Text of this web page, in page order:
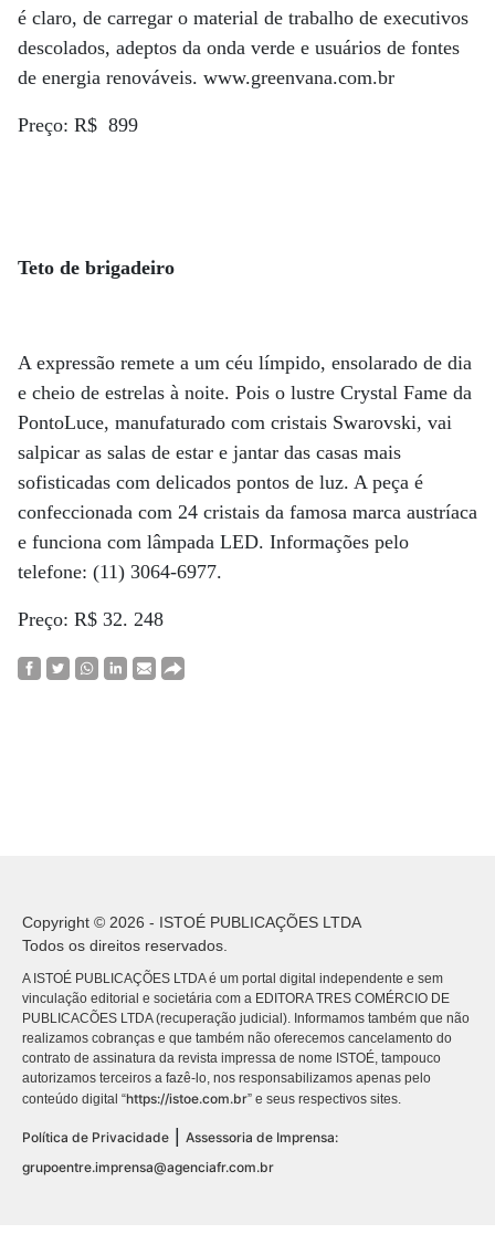
é claro, de carregar o material de trabalho de executivos
descolados, adeptos da onda verde e usuários de fontes
de energia renováveis. www.greenvana.com.br
Preço: R$ 899
Teto de brigadeiro
A expressão remete a um céu límpido, ensolarado de dia
e cheio de estrelas à noite. Pois o lustre Crystal Fame da
PontoLuce, manufaturado com cristais Swarovski, vai
salpicar as salas de estar e jantar das casas mais
sofisticadas com delicados pontos de luz. A peça é
confeccionada com 24 cristais da famosa marca austríaca
e funciona com lâmpada LED. Informações pelo
telefone: (11) 3064-6977.
Preço: R$ 32. 248
Copyright © 2026 - ISTOÉ PUBLICAÇÕES LTDA
Todos os direitos reservados.
A ISTOÉ PUBLICAÇÕES LTDA é um portal digital independente e sem
vinculação editorial e societária com a EDITORA TRES COMÉRCIO DE
PUBLICACÕES LTDA (recuperação judicial). Informamos também que não
realizamos cobranças e que também não oferecemos cancelamento do
contrato de assinatura da revista impressa de nome ISTOÉ, tampouco
autorizamos terceiros a fazê-lo, nos responsabilizamos apenas pelo
conteúdo digital “https://istoe.com.br” e seus respectivos sites.
Política de Privacidade | Assessoria de Imprensa:
grupoentre.imprensa@agenciafr.com.br